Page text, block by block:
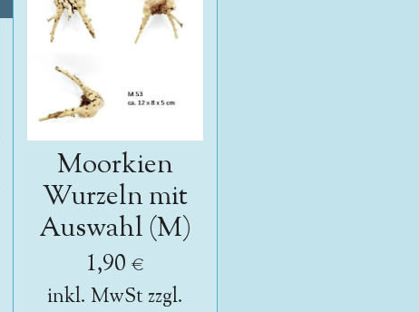
Moorkien
Wurzeln mit
Auswahl (M)
1,90 €
inkl. MwSt zzgl.